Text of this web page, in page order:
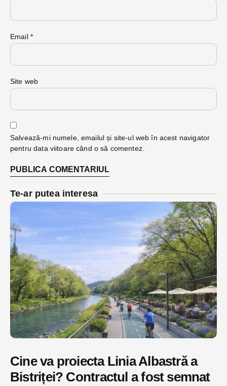
Email *
Site web
Salvează-mi numele, emailul și site-ul web în acest navigator
pentru data viitoare când o să comentez.
Te-ar putea interesa
Cine va proiecta Linia Albastră a
Bistriței? Contractul a fost semnat